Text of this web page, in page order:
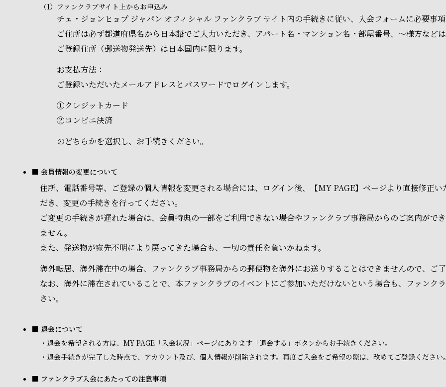
（1） ファンクラブサイト上からお申込み
チェ・ジョンヒョプ ジャパン オフィシャル ファンクラブ サイト内の手続きに従い、入会フォームに必要事項
ご住所は必ず都道府県名から日本語でご入力いただき、アパート名・マンション名・部屋番号、～様方など
ご登録住所（郵送物発送先）は日本国内に限ります。
お支払方法：
ご登録いただいたメールアドレスとパスワードでログインします。
①クレジットカード
②コンビニ決済
のどちらかを選択し、お手続きください。
■ 会員情報の変更について
住所、電話番号等、ご登録の個人情報を変更される場合には、ログイン後、【MY PAGE】ページより直接修正
だき、変更の手続きを行ってください。
ご変更の手続きが遅れた場合は、会員特典の一部をご利用できない場合やファンクラブ事務局からのご案内がで
ません。
また、発送物が宛先不明により戻ってきた場合も、一切の責任を負いかねます。
海外転居、海外滞在中の場合、ファンクラブ事務局からの郵便物を海外にお送りすることはできませんので、ご了
なお、海外に滞在されていることで、本ファンクラブのイベントにご参加いただけないという場合も、ファンク
さい。
■ 退会について
・ 退会を希望される方は、MY PAGE「入会状況」ページにあります「退会する」ボタンからお手続きください。
・ 退会手続きが完了した時点で、アカウント及び、個人情報が削除されます。再度ご入会をご希望の際は、改めてご登録ください。
■ ファンクラブ入会にあたっての注意事項